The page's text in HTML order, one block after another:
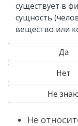
существует в
сущность
вещество или
Да
Нет
Не
Не